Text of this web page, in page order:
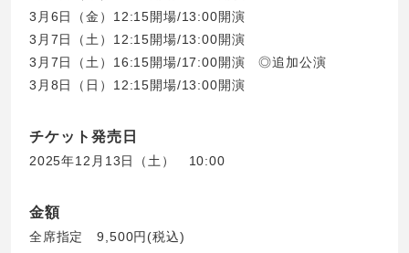
3月6日（金）12:15開場/13:00開演
3月7日（土）12:15開場/13:00開演
3月7日（土）16:15開場/17:00開演 ◎追加公演
3月8日（日）12:15開場/13:00開演
チケット発売日
2025年12月13日（土） 10:00
金額
全席指定 9,500円(税込)